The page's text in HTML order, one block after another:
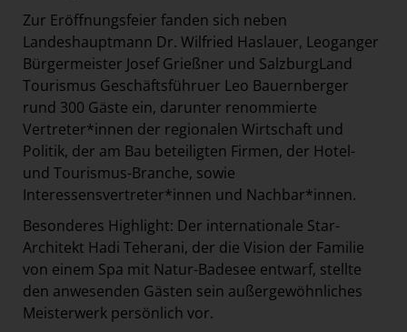
Zur Eröffnungsfeier fanden sich neben
Landeshauptmann Dr. Wilfried Haslauer, Leoganger
Bürgermeister Josef Grießner und SalzburgLand
Tourismus Geschäftsführuer Leo Bauernberger
rund 300 Gäste ein, darunter renommierte
Vertreter*innen der regionalen Wirtschaft und
Politik, der am Bau beteiligten Firmen, der Hotel-
und Tourismus-Branche, sowie
Interessensvertreter*innen und Nachbar*innen.
Besonderes Highlight: Der internationale Star-
Architekt Hadi Teherani, der die Vision der Familie
von einem Spa mit Natur-Badesee entwarf, stellte
den anwesenden Gästen sein außergewöhnliches
Meisterwerk persönlich vor.